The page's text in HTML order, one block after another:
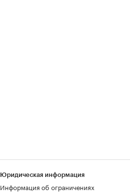
Юридическая информация
Информация об ограничениях